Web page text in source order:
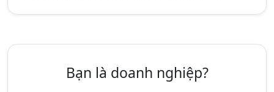
Bạn là doanh nghiệp?